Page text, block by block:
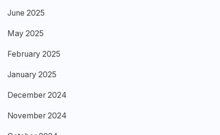
June 2025
May 2025
February 2025
January 2025
December 2024
November 2024